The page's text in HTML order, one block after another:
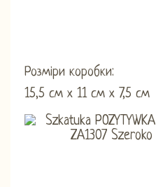
Розміри коробки:
15,5 см х 11 см х 7,5 см